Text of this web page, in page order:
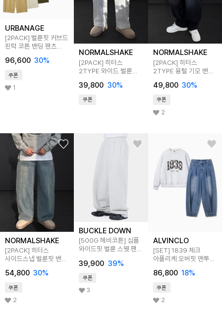
URBANAGE
[2PACK] 벌룬핏 커브드
핀턱 코튼 밴딩 팬츠
96,600 30%
쿠폰
1
NORMALSHAKE
[2PACK] 히터스
2TYPE 와이드 벌룬
(3color)
39,800 30%
쿠폰
NORMALSHAKE
[2PACK] 히터스
2TYPE 융털 기모 밴딩
(3color)
49,800 30%
쿠폰
2
NORMALSHAKE
[2PACK] 히터스
사이드스냅 벌룬핏 밴딩
54,800 30%
쿠폰
2
BUCKLE DOWN
[500G 헤비코튼] 심플
와이드핏 벌룬 스웻 팬츠
39,900 39%
쿠폰
3
ALVINCLO
[SET] 1839 체크
아플리케 오버핏 맨투맨
팬츠 셋업
86,800 18%
쿠폰
2